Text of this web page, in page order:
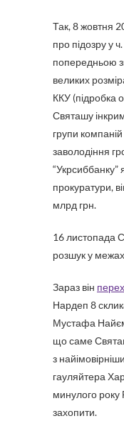
Так, 8 жовтня
про підозру у
попередньою
великих
ККУ (підробка
Святашу
групи
заволодіння
“Укрсиббанку”
прокуратури,
млрд грн.
16 листопада
розшук у
Зараз він
Нардеп 8
Мустафа
що саме
з
гауляйтера
минулого
захопити.